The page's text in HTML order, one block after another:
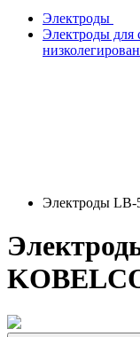
Электроды
Электроды для
Электроды